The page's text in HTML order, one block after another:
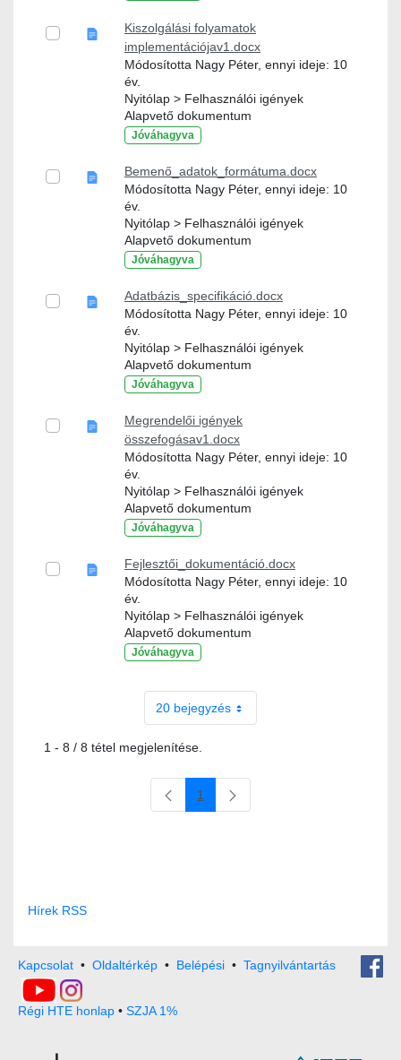
Kiszolgálási folyamatok
implementációjav1.docx
Módosította Nagy Péter, ennyi ideje: 10
év.
Nyitólap > Felhasználói igények
Alapvető dokumentum
Jóváhagyva
Bemenő_adatok_formátuma.docx
Módosította Nagy Péter, ennyi ideje: 10
év.
Nyitólap > Felhasználói igények
Alapvető dokumentum
Jóváhagyva
Adatbázis_specifikáció.docx
Módosította Nagy Péter, ennyi ideje: 10
év.
Nyitólap > Felhasználói igények
Alapvető dokumentum
Jóváhagyva
Megrendelői igények
összefogásav1.docx
Módosította Nagy Péter, ennyi ideje: 10
év.
Nyitólap > Felhasználói igények
Alapvető dokumentum
Jóváhagyva
Fejlesztői_dokumentáció.docx
Módosította Nagy Péter, ennyi ideje: 10
év.
Nyitólap > Felhasználói igények
Alapvető dokumentum
Jóváhagyva
20 bejegyzés
1 - 8 / 8 tétel megjelenítése.
Oldal
1
Hírek RSS
Kapcsolat • Oldaltérkép • Belépési • Tagnyilvántartás
Régi HTE honlap • SZJA 1%